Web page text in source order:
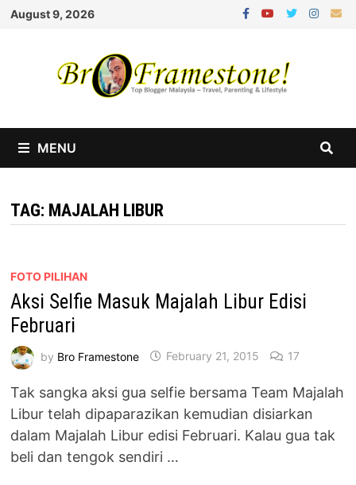
Skip
August 9, 2026
MENU
TAG: MAJALAH LIBUR
FOTO PILIHAN
Aksi Selfie Masuk Majalah Libur Edisi
Februari
by Bro Framestone February 21, 2015 17
Tak sangka aksi gua selfie bersama Team Majalah
Libur telah dipaparazikan kemudian disiarkan
dalam Majalah Libur edisi Februari. Kalau gua tak
beli dan tengok sendiri …